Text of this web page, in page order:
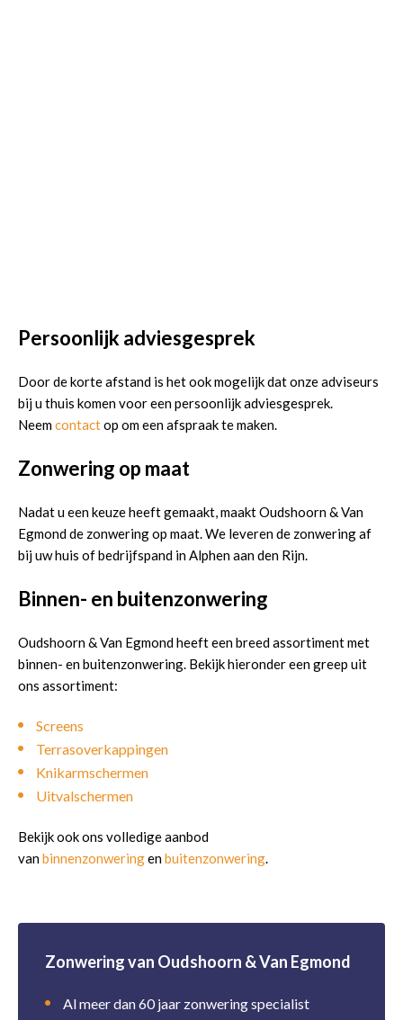
Persoonlijk adviesgesprek
Door de korte afstand is het ook mogelijk dat onze adviseurs
bij u thuis komen voor een persoonlijk adviesgesprek.
Neemcontactop om een afspraak te maken.
Zonwering op maat
Nadat u een keuze heeft gemaakt, maakt Oudshoorn & Van
Egmond de zonwering op maat. We leveren de zonwering af
bij uw huis of bedrijfspand in Alphen aan den Rijn.
Binnen- en buitenzonwering
Oudshoorn & Van Egmond heeft een breed assortiment met
binnen- en buitenzonwering. Bekijk hieronder een greep uit
ons assortiment:
Screens
Terrasoverkappingen
Knikarmschermen
Uitvalschermen
Bekijk ook ons volledige aanbod
vanbinnenzonweringenbuitenzonwering.
Zonwering van Oudshoorn & Van Egmond
Al meer dan 60 jaar zonwering specialist